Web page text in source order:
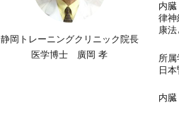
静岡トレーニングクリニック院長
医学博士 廣岡 孝
内
律神
康法
所属
日
内臓